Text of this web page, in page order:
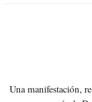
Una manifestación,